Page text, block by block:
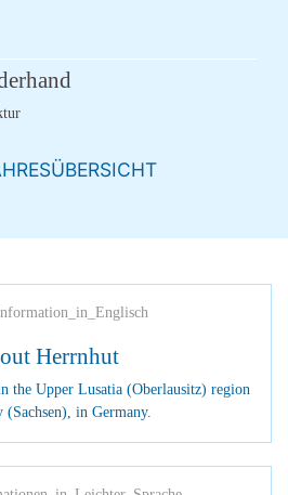
Herrnhut
the Upper Lusatia (Oberlausitz) region
(Sachsen), in Germany.